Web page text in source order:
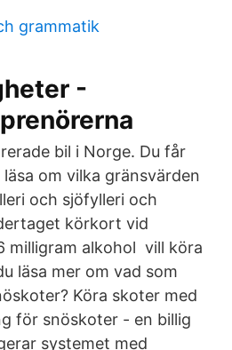
grammatik
-
bil i Norge. Du får
om vilka gränsvärden
och sjöfylleri och
körkort vid
milligram alkohol vill köra
läsa mer om vad som
Köra skoter med
för snöskoter - en billig
systemet med